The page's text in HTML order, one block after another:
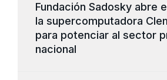
Fundación Sadosky abre
la supercomputadora
para potenciar al sector
nacional